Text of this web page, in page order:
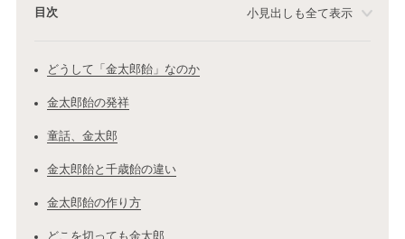
目次 小見出しも全て表示
どうして「金太郎飴」なのか
金太郎飴の発祥
童話、金太郎
金太郎飴と千歳飴の違い
金太郎飴の作り方
どこを切っても金太郎